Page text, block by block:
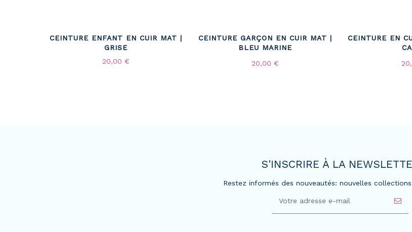
CEINTURE ENFANT EN CUIR MAT |
GRISE
20,00 €
CEINTURE GARÇON EN CUIR MAT |
BLEU MARINE
20,00 €
CEINTURE EN
S'INSCRIRE À LA
Restez informés des nouveautés: nouvelles